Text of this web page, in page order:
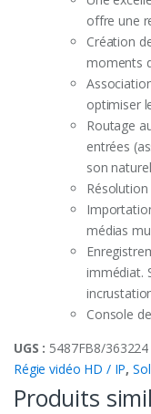
offre une
Création
moments
optimiser
Routage
entrées
son
Résolution
médias
immédiat.
Console
UGS : 5487FB8/363224
Régie vidéo HD / IP,
Produits